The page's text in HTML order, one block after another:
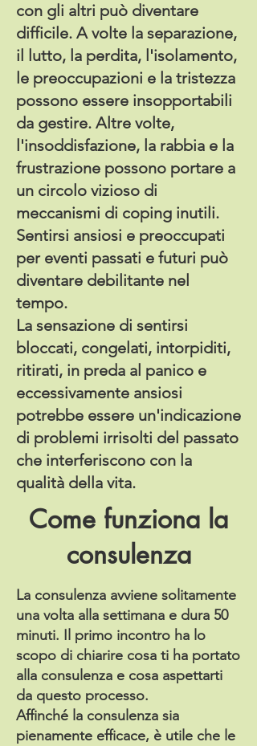
con gli altri può diventare
difficile. A volte la separazione,
il lutto, la perdita, l'isolamento,
le preoccupazioni e la tristezza
possono essere insopportabili
da gestire. Altre volte,
l'insoddisfazione, la rabbia e la
frustrazione possono portare a
un circolo vizioso di
meccanismi di coping inutili.
Sentirsi ansiosi e preoccupati
per eventi passati e futuri può
diventare debilitante nel
tempo.
La sensazione di sentirsi
bloccati, congelati, intorpiditi,
ritirati, in preda al panico e
eccessivamente ansiosi
potrebbe essere un'indicazione
di problemi irrisolti del passato
che interferiscono con la
qualità della vita.
Come funziona la
consulenza
La consulenza avviene solitamente
una volta alla settimana e dura 50
minuti. Il primo incontro ha lo
scopo di chiarire cosa ti ha portato
alla consulenza e cosa aspettarti
da questo processo.
Affinché la consulenza sia
pienamente efficace, è utile che le